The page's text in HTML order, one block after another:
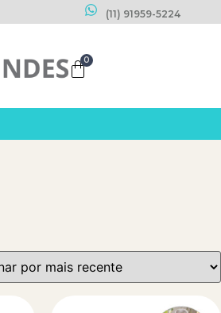
(11) 91959-5224
0